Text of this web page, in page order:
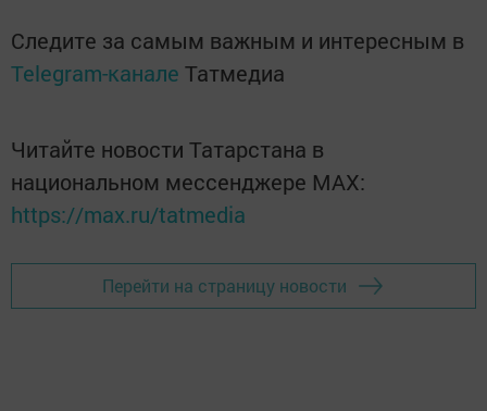
Следите за самым важным и интересным в
Telegram-канале Татмедиа
Читайте новости Татарстана в
национальном мессенджере MАХ:
https://max.ru/tatmedia
Перейти на страницу новости